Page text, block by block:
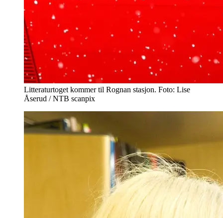
Litteraturtoget kommer til Rognan stasjon. Foto: Lise
Åserud / NTB scanpix